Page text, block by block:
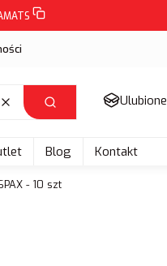
Wyczyść Szukaj
Ulubione
Blog Kontakt
- 10 szt